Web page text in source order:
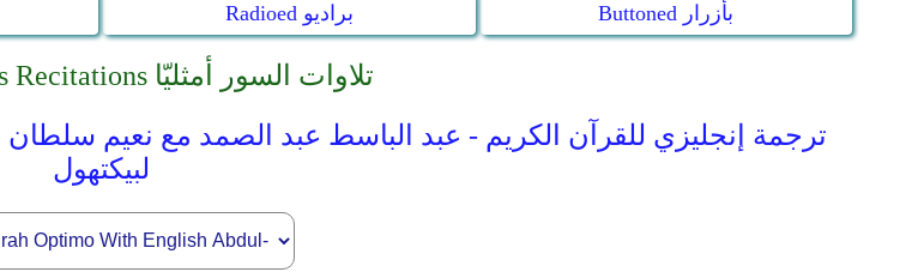
Radioed براديو Buttoned بأزرار
Optimal Surahs Recitations تلاوات السور أمثليّا
لبيكتهول